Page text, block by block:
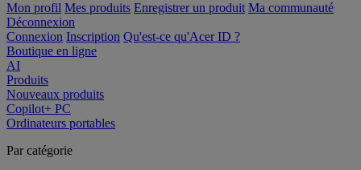
Mon profil Mes produits Enregistrer un produit Ma communauté
Déconnexion
Connexion Inscription Qu'est-ce qu'Acer ID ?
Boutique en ligne
AI
Produits
Nouveaux produits
Copilot+ PC
Ordinateurs portables
Par catégorie